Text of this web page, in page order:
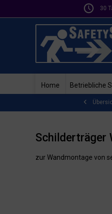
30
Home Betriebliche
Schilderträger
zur Wandmontage von